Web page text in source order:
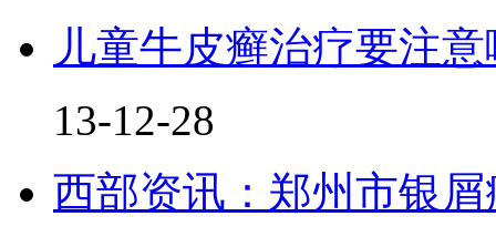
儿童牛皮癣治疗要注
13-12-28
西部资讯：郑州市银